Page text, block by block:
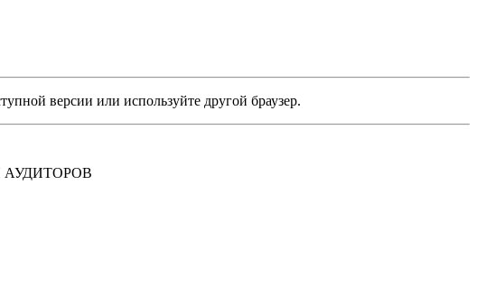
версии или используйте другой браузер.